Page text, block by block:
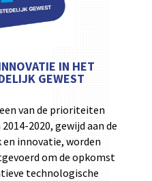
IN HET
GEWEST
van de prioriteiten
2020, gewijd aan de
innovatie, worden
om de opkomst
technologische